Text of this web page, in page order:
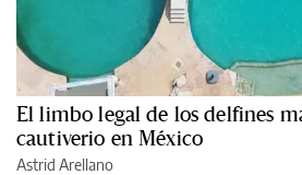
El limbo legal de los delfines
cautiverio en México
Astrid Arellano